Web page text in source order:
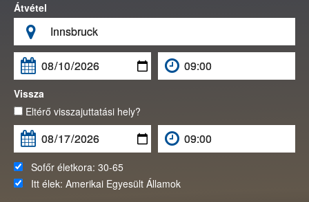
Átvétel

Vissza
Eltérő visszajuttatási hely?
Sofőr életkora: 30-65
Itt élek: Amerikai Egyesült Államok